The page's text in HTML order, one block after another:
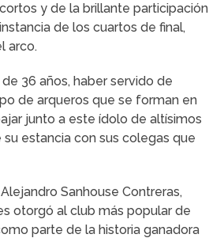
y de la brillante participación
de los cuartos de final,
arco.
36 años, haber servido de
de arqueros que se forman en
junto a este ídolo de altísimos
estancia con sus colegas que
Sanhouse Contreras,
otorgó al club más popular de
parte de la historia ganadora